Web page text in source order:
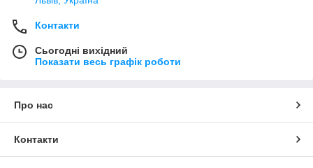
Контакти
Сьогодні вихідний
Показати весь графік роботи
Про нас
Контакти